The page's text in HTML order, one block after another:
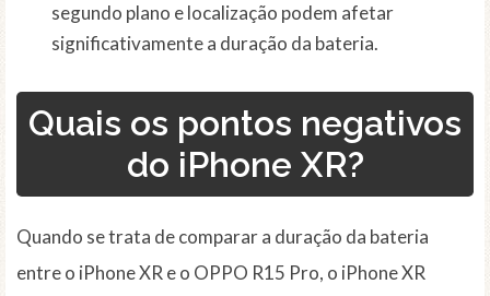
segundo plano e localização podem afetar
significativamente a duração da bateria.
Quais os pontos negativos
do iPhone XR?
Quando se trata de comparar a duração da bateria
entre o iPhone XR e o OPPO R15 Pro, o iPhone XR